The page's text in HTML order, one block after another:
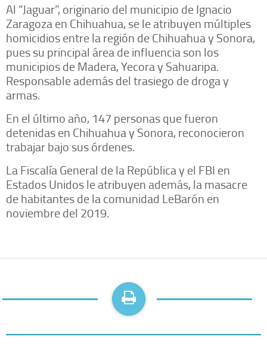
Al “Jaguar”, originario del municipio de Ignacio
Zaragoza en Chihuahua, se le atribuyen múltiples
homicidios entre la región de Chihuahua y Sonora,
pues su principal área de influencia son los
municipios de Madera, Yecora y Sahuaripa.
Responsable además del trasiego de droga y
armas.
En el último año, 147 personas que fueron
detenidas en Chihuahua y Sonora, reconocieron
trabajar bajo sus órdenes.
La Fiscalía General de la República y el FBI en
Estados Unidos le atribuyen además, la masacre
de habitantes de la comunidad LeBarón en
noviembre del 2019.